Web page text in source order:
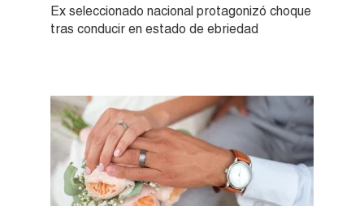
Ex seleccionado nacional protagonizó choque
tras conducir en estado de ebriedad